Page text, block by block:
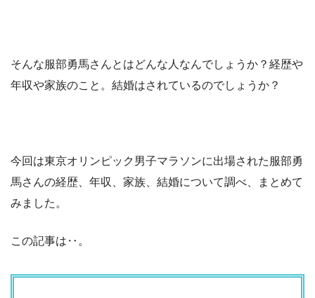
そんな服部勇馬さんとはどんな人なんでしょうか？経歴や
年収や家族のこと。結婚はされているのでしょうか？
今回は東京オリンピック男子マラソンに出場された服部勇
馬さんの経歴、年収、家族、結婚について調べ、まとめて
みました。
この記事は‥。